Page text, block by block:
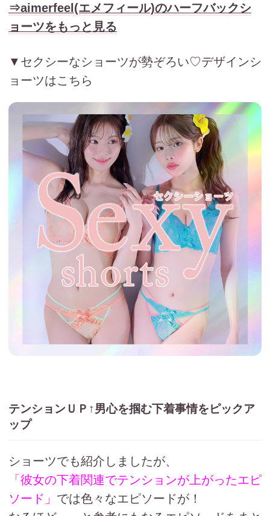
⇒aimerfeel(エメフィール)のハーフバックシ
ョーツをもっと見る
▼セクシーなショーツが勢ぞろい♡デザインシ
ョーツはこちら
テンションＵＰ↑男心を掴む下着事情をピックア
ップ
ショーツでも紹介しましたが、
「彼女の下着関連でテンションが上がったエピ
ソード」 では色々なエピソードが！